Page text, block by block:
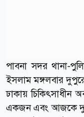
পাবনা সদর থানা-
ইসলাম মঙ্গলবার
ঢাকায় চিকিৎসাধীন
একজন এবং আজকে